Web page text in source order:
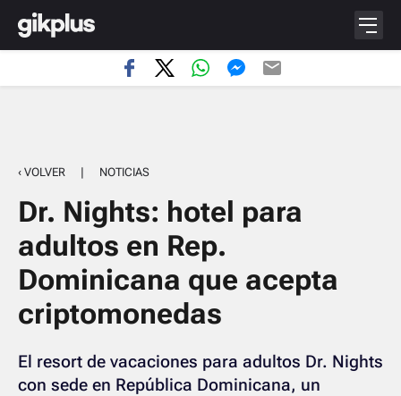
‹ VOLVER | NOTICIAS
Dr. Nights: hotel para
adultos en Rep.
Dominicana que acepta
criptomonedas
El resort de vacaciones para adultos Dr. Nights
con sede en República Dominicana, un